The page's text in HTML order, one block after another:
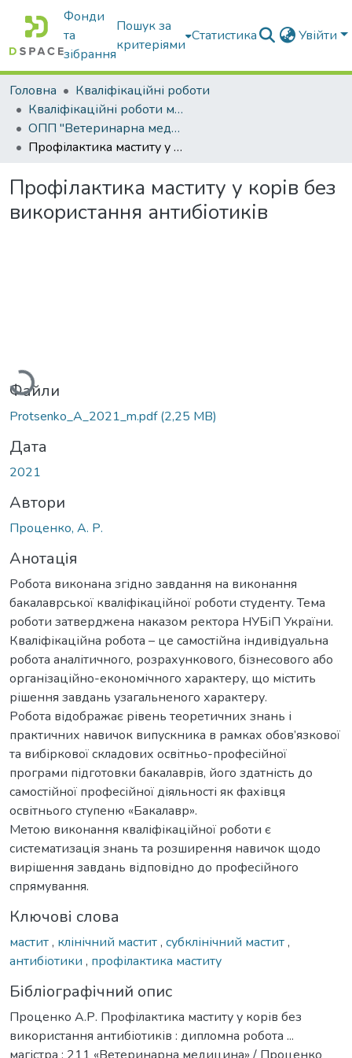
Фонди
та
зібрання
Пошук за
критеріями
Статистика Увійти
Головна
Кваліфікаційні роботи
Кваліфікаційні роботи магістрів
ОПП "Ветеринарна медицина"
Профілактика маститу у корів без використання антибіотиків
Профілактика маститу у корів без
використання антибіотиків
Вантажиться...
Файли
Protsenko_A_2021_m.pdf(2,25 MB)
Дата
2021
Автори
Проценко, А. Р.
Анотація
Робота виконана згідно завдання на виконання
бакалаврської кваліфікаційної роботи студенту. Тема
роботи затверджена наказом ректора НУБіП України.
Кваліфікаційна робота – це самостійна індивідуальна
робота аналітичного, розрахункового, бізнесового або
організаційно-економічного характеру, що містить
рішення завдань узагальненого характеру.
Робота відображає рівень теоретичних знань і
практичних навичок випускника в рамках обов’язкової
та вибіркової складових освітньо-професійної
програми підготовки бакалаврів, його здатність до
самостійної професійної діяльності як фахівця
освітнього ступеню «Бакалавр».
Метою виконання кваліфікаційної роботи є
систематизація знань та розширення навичок щодо
вирішення завдань відповідно до професійного
спрямування.
Ключові слова
мастит, клінічний мастит, субклінічний мастит,
антибіотики , профілактика маститу
Бібліографічний опис
Проценко А.Р. Профілактика маститу у корів без
використання антибіотиків : дипломна робота ...